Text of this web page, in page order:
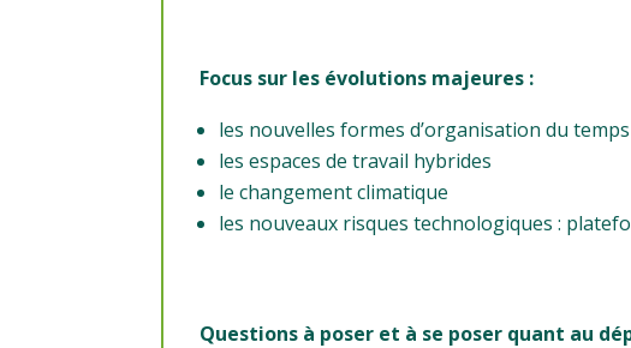
Focus sur les évolutions majeures :
les nouvelles formes d’organisation du
les espaces de travail hybrides
le changement climatique
les nouveaux risques technologiques :
Questions à poser et à se poser quant au